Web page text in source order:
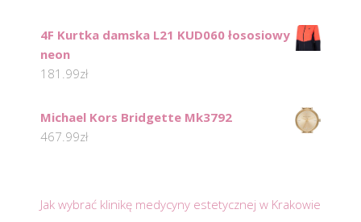
4F Kurtka damska L21 KUD060 łososiowy
neon
181.99zł
Michael Kors Bridgette Mk3792
467.99zł
Jak wybrać klinikę medycyny estetycznej w Krakowie